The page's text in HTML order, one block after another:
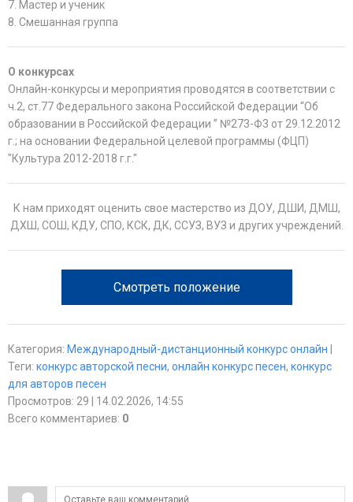
7. Мастер и ученик
8. Смешанная группа
О конкурсах
Онлайн-конкурсы и мероприятия проводятся в соответствии с
ч.2, ст.77 Федерального закона Российской Федерации “Об
образовании в Российской Федерации ” №273-Ф3 от 29.12.2012
г.; на основании Федеральной целевой программы (ФЦП)
"Культура 2012-2018 г.г."
К нам приходят оценить свое мастерство из ДОУ, ДШИ, ДМШ,
ДХШ, СОШ, КДУ, СПО, КСК, ДК, ССУЗ, ВУЗ и других учреждений.
Смотреть положение
Категория: Международный-дистанционный конкурс онлайн
Теги: конкурс авторской песни, онлайн конкурс песен, конкурс
для авторов песен
Просмотров: 29 | 14.02.2026, 14:55
Всего комментариев: 0